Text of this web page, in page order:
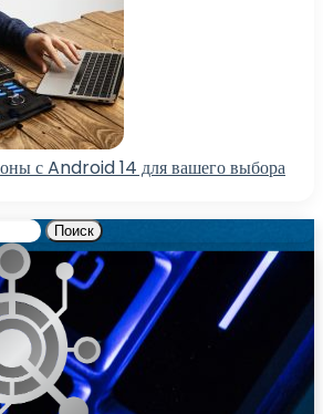
с Android 14 для вашего выбора